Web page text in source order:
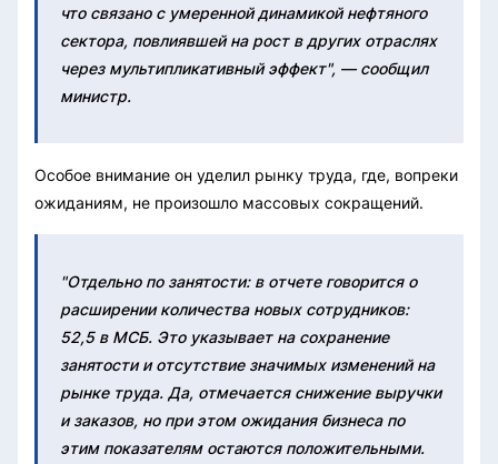
что связано с умеренной динамикой нефтяного
сектора, повлиявшей на рост в других отраслях
через мультипликативный эффект", — сообщил
министр.
Особое внимание он уделил рынку труда, где, вопреки
ожиданиям, не произошло массовых сокращений.
"Отдельно по занятости: в отчете говорится о
расширении количества новых сотрудников:
52,5 в МСБ. Это указывает на сохранение
занятости и отсутствие значимых изменений на
рынке труда. Да, отмечается снижение выручки
и заказов, но при этом ожидания бизнеса по
этим показателям остаются положительными.